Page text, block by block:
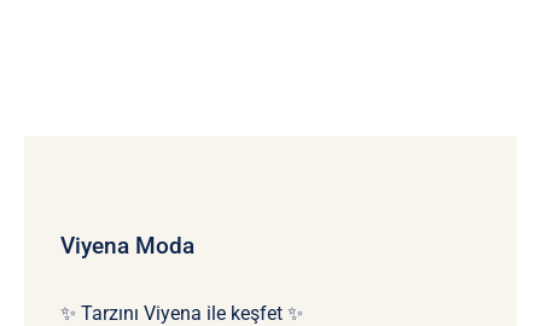
Viyena Moda
✨ Tarzını Viyena ile keşfet ✨